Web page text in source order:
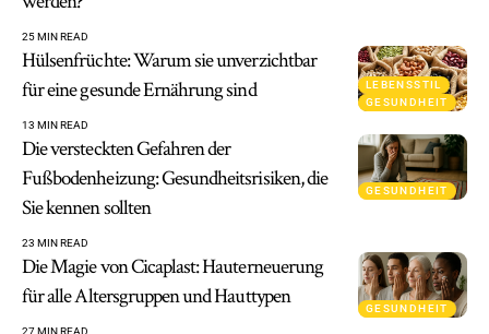
25 MIN READ
LEBENSSTIL
GESUNDHEIT
Hülsenfrüchte: Warum sie unverzichtbar
für eine gesunde Ernährung sind
13 MIN READ
GESUNDHEIT
Die versteckten Gefahren der
Fußbodenheizung: Gesundheitsrisiken, die
Sie kennen sollten
23 MIN READ
GESUNDHEIT
Die Magie von Cicaplast: Hauterneuerung
für alle Altersgruppen und Hauttypen
27 MIN READ